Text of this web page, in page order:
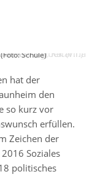
Katarina Kresovic,
Schule)
hat der
den
so kurz vor
erfüllen.
Zeichen der
Soziales
politisches